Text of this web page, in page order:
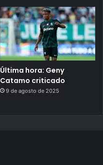
Última hora: Geny
Catamo criticado
9 de agosto de 2025